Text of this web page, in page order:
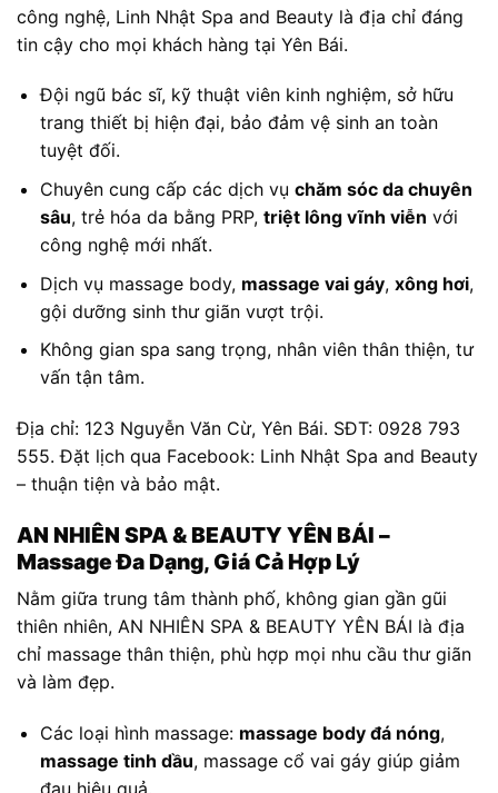
công nghệ, Linh Nhật Spa and Beauty là địa chỉ đáng
tin cậy cho mọi khách hàng tại Yên Bái.
Đội ngũ bác sĩ, kỹ thuật viên kinh nghiệm, sở hữu
trang thiết bị hiện đại, bảo đảm vệ sinh an toàn
tuyệt đối.
Chuyên cung cấp các dịch vụ chăm sóc da chuyên
sâu, trẻ hóa da bằng PRP, triệt lông vĩnh viễn với
công nghệ mới nhất.
Dịch vụ massage body, massage vai gáy, xông hơi,
gội dưỡng sinh thư giãn vượt trội.
Không gian spa sang trọng, nhân viên thân thiện, tư
vấn tận tâm.
Địa chỉ: 123 Nguyễn Văn Cừ, Yên Bái. SĐT: 0928 793
555. Đặt lịch qua Facebook: Linh Nhật Spa and Beauty
– thuận tiện và bảo mật.
AN NHIÊN SPA & BEAUTY YÊN BÁI –
Massage Đa Dạng, Giá Cả Hợp Lý
Nằm giữa trung tâm thành phố, không gian gần gũi
thiên nhiên, AN NHIÊN SPA & BEAUTY YÊN BÁI là địa
chỉ massage thân thiện, phù hợp mọi nhu cầu thư giãn
và làm đẹp.
Các loại hình massage: massage body đá nóng,
massage tinh dầu, massage cổ vai gáy giúp giảm